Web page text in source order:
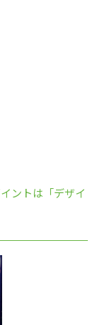
ントは「デザイ